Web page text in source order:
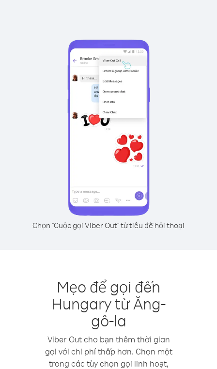
Chọn "Cuộc gọi Viber Out" từ tiêu đề hội thoại
Mẹo để gọi đến
Hungary từ Ăng-
gô-la
Viber Out cho bạn thêm thời gian
gọi với chi phí thấp hơn. Chọn một
trong các tùy chọn gọi linh hoạt,